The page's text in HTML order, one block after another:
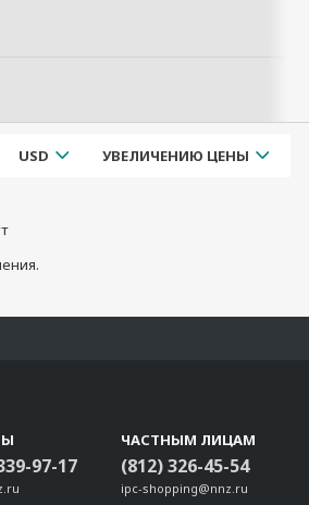
USD УВЕЛИЧЕНИЮ ЦЕНЫ
97-17
ЧАСТНЫМ ЛИЦАМ
(812) 326-45-54
ipc-shopping@nnz.ru